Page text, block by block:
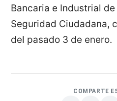
Bancaria e Industrial
Seguridad Ciudadana,
del pasado 3 de enero.
COMPARTE